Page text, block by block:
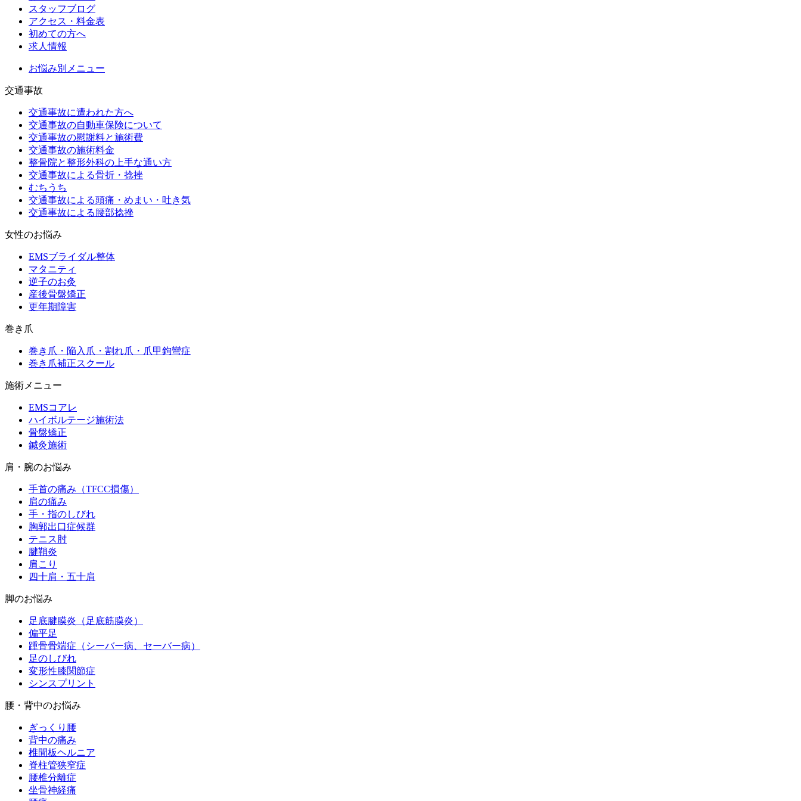
スタッフブログ
アクセス・料金表
初めての方へ
求人情報
お悩み別メニュー
交通事故
交通事故に遭われた方へ
交通事故の自動車保険について
交通事故の慰謝料と施術費
交通事故の施術料金
整骨院と整形外科の上手な通い方
交通事故による骨折・捻挫
むちうち
交通事故による頭痛・めまい・吐き気
交通事故による腰部捻挫
女性のお悩み
EMSブライダル整体
マタニティ
逆子のお灸
産後骨盤矯正
更年期障害
巻き爪
巻き爪・陥入爪・割れ爪・爪甲鉤彎症
巻き爪補正スクール
施術メニュー
EMSコアレ
ハイボルテージ施術法
骨盤矯正
鍼灸施術
肩・腕のお悩み
手首の痛み（TFCC損傷）
肩の痛み
手・指のしびれ
胸郭出口症候群
テニス肘
腱鞘炎
肩こり
四十肩・五十肩
脚のお悩み
足底腱膜炎（足底筋膜炎）
偏平足
踵骨骨端症（シーバー病、セーバー病）
足のしびれ
変形性膝関節症
シンスプリント
腰・背中のお悩み
ぎっくり腰
背中の痛み
椎間板ヘルニア
脊柱管狭窄症
腰椎分離症
坐骨神経痛